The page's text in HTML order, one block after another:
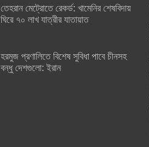
তেহরান মেট্রোতে রেকর্ড: খামেনির শেষবিদায়
ঘিরে ৭০ লাখ যাত্রীর যাতায়াত
হরমুজ প্রণালিতে বিশেষ সুবিধা পাবে চীনসহ
বন্ধু দেশগুলো: ইরান